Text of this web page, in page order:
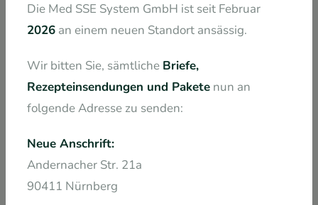
15 mm
40 mm
12551509
90 Stk. JETZT KAUFEN
0220
spiral
62 mm
12551544
90 St.
Die Med SSE System GmbH ist seit Februar
2026 an einem neuen Standort ansässig.
Wir bitten Sie, sämtliche Briefe,
Rezepteinsendungen und Pakete nun an
folgende Adresse zu senden:
Neue Anschrift:
Andernacher Str. 21a
90411 Nürnberg